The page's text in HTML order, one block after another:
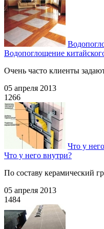
Водопоглощение
Очень часто клиенты
05 апреля 2013
1266
Что у
Что у него внутри?
По составу керамический
05 апреля 2013
1484